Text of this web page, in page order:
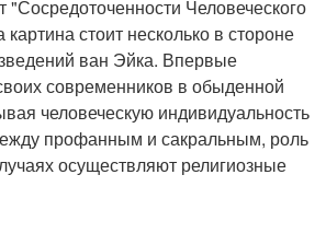
Человеческого
стоит несколько в стороне
ван Эйка. Впервые
современников в обыденной
человеческую индивидуальность
профанным и сакральным, роль
осуществляют религиозные